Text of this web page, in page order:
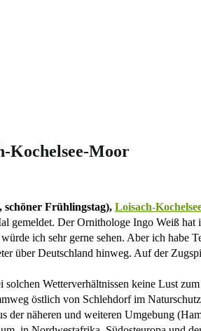
Kochelsee-Moor
schöner Frühlingstag), Loisach-
gemeldet. Der Ornithologe Ingo Weiß
ich sehr gerne sehen. Aber ich habe
über Deutschland hinweg. Auf der
solchen Wetterverhältnissen keine Lust
östlich von Schlehdorf im
der näheren und weiteren Umgebung